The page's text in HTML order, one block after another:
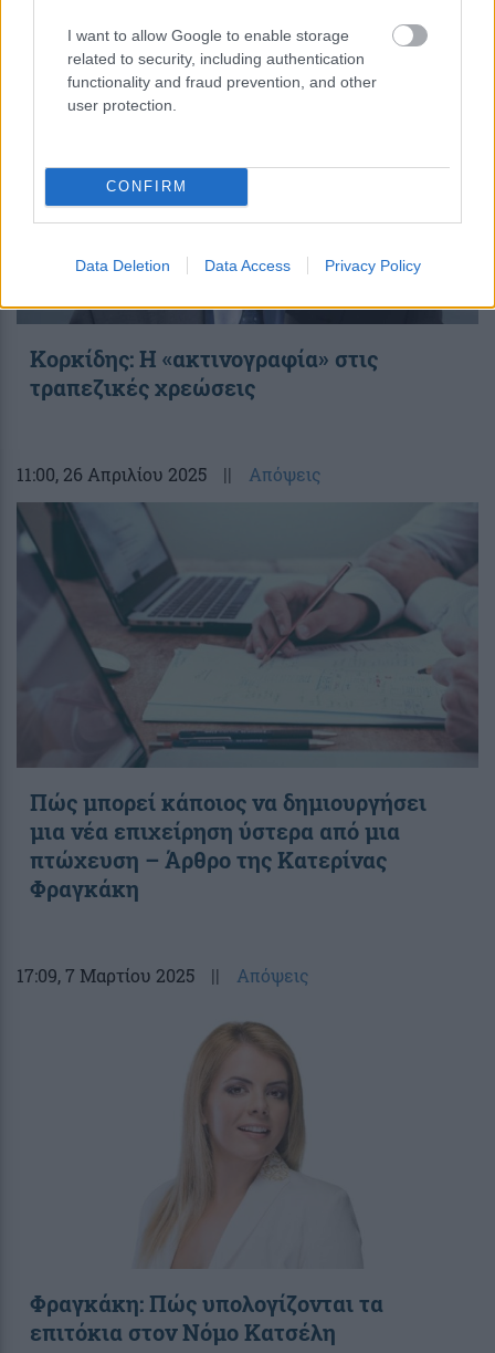
I want to allow Google to enable storage
related to security, including authentication
functionality and fraud prevention, and other
user protection.
CONFIRM
Data Deletion Data Access Privacy Policy
, 19 Αυγούστου 2025 || Απόψεις
Κορκίδης: Η «ακτινογραφία» στις
τραπεζικές χρεώσεις
11:00, 26 Απριλίου 2025 || Απόψεις
Πώς μπορεί κάποιος να δημιουργήσει
μια νέα επιχείρηση ύστερα από μια
πτώχευση – Άρθρο της Κατερίνας
Φραγκάκη
17:09, 7 Μαρτίου 2025 || Απόψεις
Φραγκάκη: Πώς υπολογίζονται τα
επιτόκια στον Νόμο Κατσέλη